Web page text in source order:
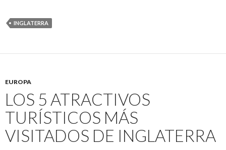
INGLATERRA
EUROPA
LOS 5 ATRACTIVOS
TURÍSTICOS MÁS
VISITADOS DE INGLATERRA